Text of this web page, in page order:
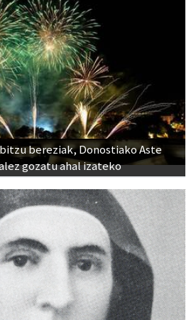
bereziak, Donostiako Aste
gozatu ahal izateko